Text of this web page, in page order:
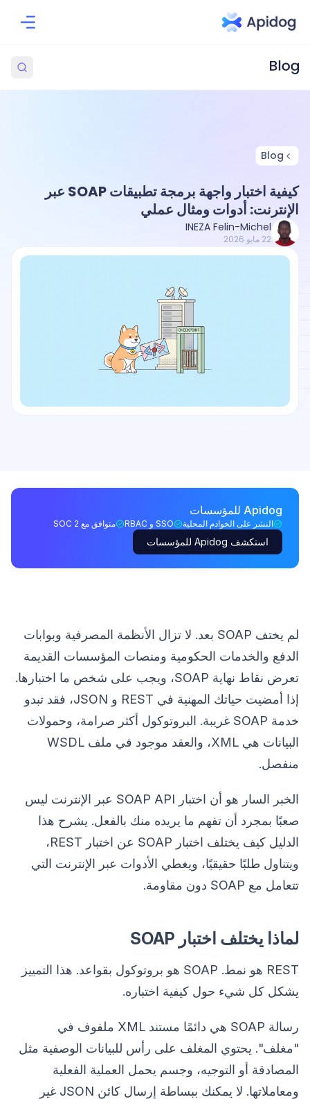
Blog
كيفية اختبار واجهة برمجة تطبيقات SOAP عبر
الإنترنت: أدوات ومثال عملي
INEZA Felin-Michel
22 مايو 2026
Apidog للمؤسسات
النشر على الخوادم المحلية SSO و RBAC متوافق مع SOC 2
استكشف Apidog للمؤسسات
لم يختف SOAP بعد. لا تزال الأنظمة المصرفية وبوابات
الدفع والخدمات الحكومية ومنصات المؤسسات القديمة
تعرض نقاط نهاية SOAP، ويجب على شخص ما اختبارها.
إذا أمضيت حياتك المهنية في REST و JSON، فقد تبدو
خدمة SOAP غريبة. البروتوكول أكثر صرامة، وحمولات
البيانات هي XML، والعقد موجود في ملف WSDL
منفصل.
الخبر السار هو أن اختبار SOAP API عبر الإنترنت ليس
صعبًا بمجرد أن تفهم ما يريده منك بالفعل. يشرح هذا
الدليل كيف يختلف اختبار SOAP عن اختبار REST،
ويتناول طلبًا حقيقيًا، ويغطي الأدوات عبر الإنترنت التي
تتعامل مع SOAP دون مقاومة.
لماذا يختلف اختبار SOAP
REST هو نمط. SOAP هو بروتوكول بقواعد. هذا التمييز
يشكل كل شيء حول كيفية اختباره.
رسالة SOAP هي دائمًا مستند XML ملفوف في
"مغلف". يحتوي المغلف على رأس للبيانات الوصفية مثل
المصادقة أو التوجيه، وجسم يحمل العملية الفعلية
ومعاملاتها. لا يمكنك ببساطة إرسال كائن JSON غير